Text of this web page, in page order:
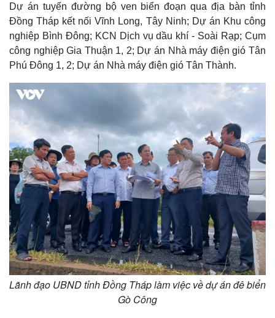
Dự án tuyến đường bộ ven biển đoạn qua địa bàn tỉnh
Đồng Tháp kết nối Vĩnh Long, Tây Ninh; Dự án Khu công
nghiệp Bình Đông; KCN Dịch vụ dầu khí - Soài Rạp; Cụm
công nghiệp Gia Thuận 1, 2; Dự án Nhà máy điện gió Tân
Phú Đông 1, 2; Dự án Nhà máy điện gió Tân Thành.
Lãnh đạo UBND tỉnh Đồng Tháp làm việc về dự án đê biển
Gò Công